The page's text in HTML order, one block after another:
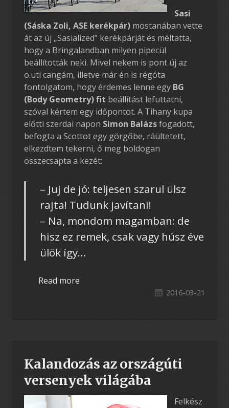
Sasi
(Sáska Zoli, ASE kerékpár)mostanában vette
át az új „Sasialized” kerékpárját és méltatta,
hogy a Bringalandban milyen pipecül
beállították neki. Mivel nekem is pont új az
o.uti cangám, illetve már én is régóta
fontolgatom, hogy érdemes lenne egy BG
(Body Geometry) fit beállítást lefuttatni,
szóval kértem egy időpontot. A Tihany kupa
előtti szerdai napon Simon Balázsfogadott,
befogta a Scottot egy görgőbe, ráültetett,
elkezdtem tekerni, ő meg boldogan
összecsapta a kezét:
– Juj de jó: teljesen szarul ülsz
rajta! Tudunk javítani!
– Na, mondom magamban: de
hisz ez remek, csak vagy húsz éve
ülök így…
Read more
2016-03-21
Kalandozás az országúti
versenyek világába
Felkész